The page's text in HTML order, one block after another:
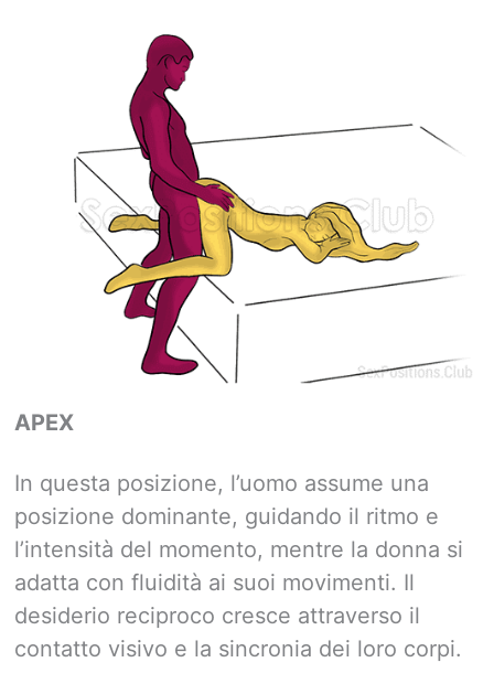
APEX
In questa posizione, l’uomo assume una
posizione dominante, guidando il ritmo e
l’intensità del momento, mentre la donna si
adatta con fluidità ai suoi movimenti. Il
desiderio reciproco cresce attraverso il
contatto visivo e la sincronia dei loro corpi.